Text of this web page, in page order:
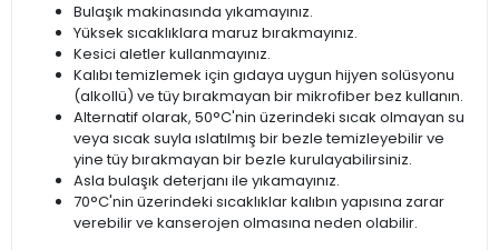
Bulaşık makinasında yıkamayınız.
Yüksek sıcaklıklara maruz bırakmayınız.
Kesici aletler kullanmayınız.
Kalıbı temizlemek için gıdaya uygun hijyen solüsyonu
(alkollü) ve tüy bırakmayan bir mikrofiber bez kullanın.
Alternatif olarak, 50°C'nin üzerindeki sıcak olmayan su
veya sıcak suyla ıslatılmış bir bezle temizleyebilir ve
yine tüy bırakmayan bir bezle kurulayabilirsiniz.
Asla bulaşık deterjanı ile yıkamayınız.
70°C'nin üzerindeki sıcaklıklar kalıbın yapısına zarar
verebilir ve kanserojen olmasına neden olabilir.